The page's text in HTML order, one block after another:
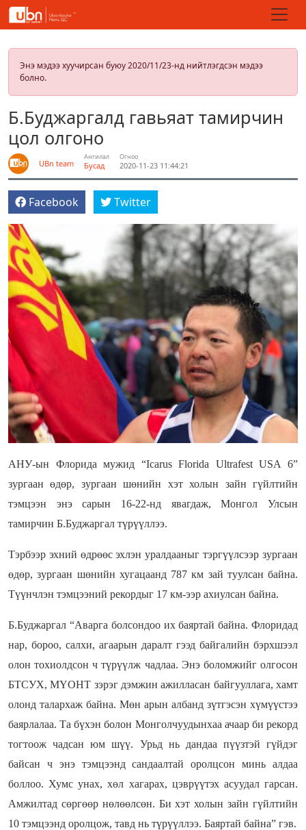
Энэ мэдээ хуучирсан буюу 2020/11/23-нд нийтлэгдсэн мэдээ
болно.
Б.Буджаргалд гавьяат тамирчин
цол олгоно
UBn team
Ангилал
Бусад
Огноо
2020-11-23 11:44:21
Facebook Twitter
АНУ-ын Флорида мужид “Icarus Florida Ultrafest USA 6”
зургаан өдөр, зургаан шөнийн хэт холын зайн гүйлтийн
тэмцээн энэ сарын 16-22-нд явагдаж, Монгол Улсын
тамирчин Б.Буджаргал түрүүллээ.
Тэрбээр эхний өдрөөс эхлэн уралдааныг тэргүүлсээр зургаан
өдөр, зургаан шөнийн хугацаанд 787 км зай туулсан байна.
Түүнчлэн тэмцээний рекордыг 17 км-ээр ахиулсан байна.
Б.Буджаргал “Аварга болсондоо их баяртай байна. Флоридад
нар, бороо, салхи, агаарын даралт гээд байгалийн бэрхшээл
олон тохиолдсон ч түрүүлж чадлаа. Энэ боломжийг олгосон
БТСУХ, МҮОНТ зэрэг дэмжин ажилласан байгууллага, хамт
олонд талархаж байна. Мөн арын албанд зүтгэсэн хүмүүстээ
баярлалаа. Та бүхэн болон Монголчуудынхаа ачаар би рекорд
тогтоож чадсан юм шүү. Урьд нь дандаа пүүзтэй гүйдэг
байсан ч энэ тэмцээнд сандаалтай оролцсон минь алдаа
боллоо. Хумс унах, хөл хагарах, цэврүүтэх асуудал гарсан.
Амжилтад сөргөөр нөлөөлсөн. Би хэт холын зайн гүйлтийн
10 тэмцээнд оролцож, тавд нь түрүүллээ. Баяртай байна” гэв.